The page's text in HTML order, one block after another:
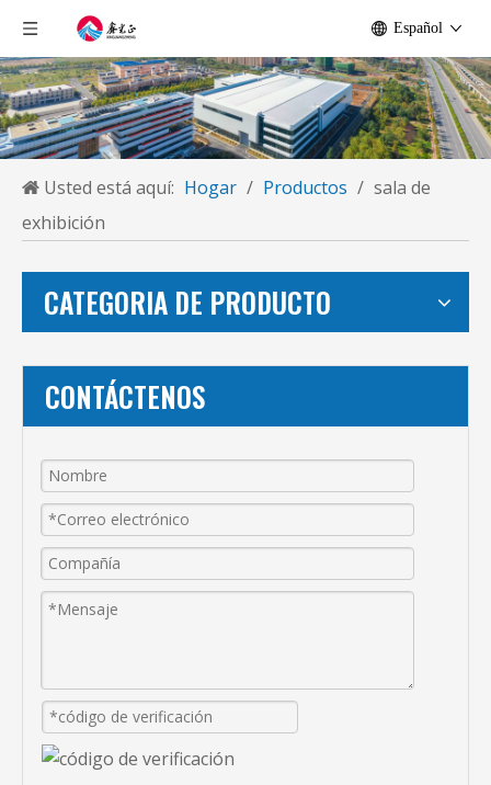
Español
Usted está aquí: Hogar / Productos / sala de
exhibición
CATEGORIA DE PRODUCTO
CONTÁCTENOS